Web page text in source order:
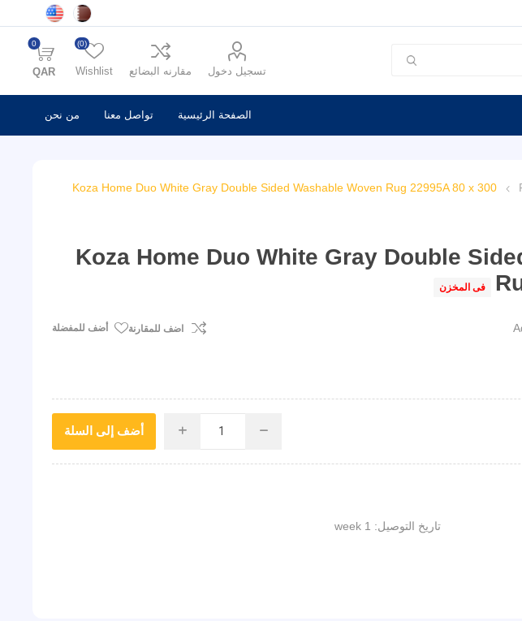
تسجيل دخول مقارنه البضائع Wishlist
(0)
0
QAR
الصفحة الرئيسية تواصل معنا من نحن
Koza Home Duo White Gray Double Sided Washable Woven Rug 22995A 80 x 300
Koza Home Duo White Gray Double
فى المخزن
اضف للمقارنة أضف للمفضلة
i h أضف إلى السلة
تاريخ التوصيل: 1 week